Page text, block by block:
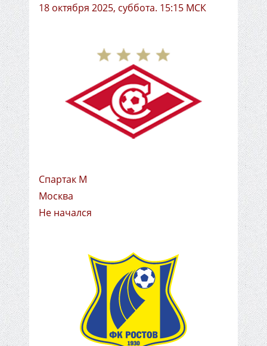
18 октября 2025, суббота. 15:15 МСК
Спартак М
Москва
Не начался